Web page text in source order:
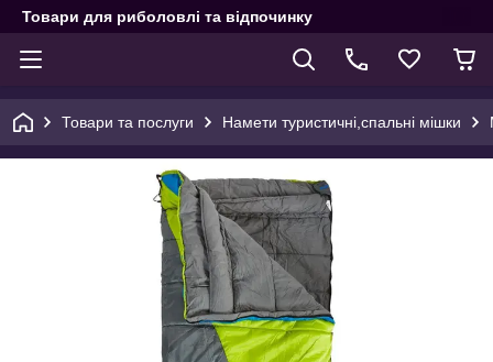
Товари для риболовлі та відпочинку
Товари та послуги Намети туристичні,спальні мішки